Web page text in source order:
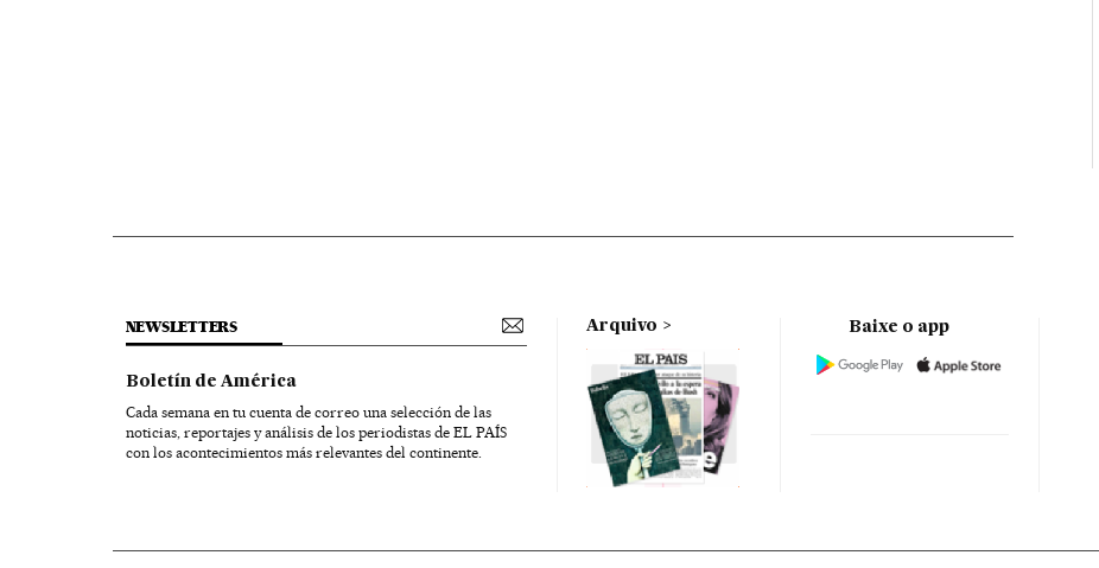
NEWSLETTERS
Boletín de América
Cada semana en tu cuenta de correo una selección de las
noticias, reportajes y análisis de los periodistas de EL PAÍS
con los acontecimientos más relevantes del continente.
Arquivo Baixe o app